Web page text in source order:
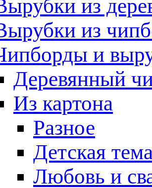
из
из
и
Деревянный
Из картона
Разное
Детская
Любовь и